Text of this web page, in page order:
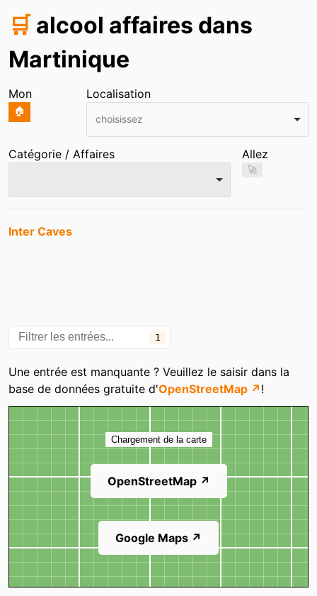
🛒 alcool affaires dans
Martinique
Mon
🏠
Localisation
choisissez
Catégorie / Affaires Allez
🚀
Entrées
Inter Caves
1
Une entrée est manquante ? Veuillez le saisir dans la
base de données gratuite d'OpenStreetMap ↗ !
Carte
Chargement de la carte
OpenStreetMap ↗
Google Maps ↗